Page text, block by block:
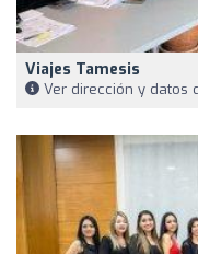
Viajes Tamesis
Ver dirección y datos